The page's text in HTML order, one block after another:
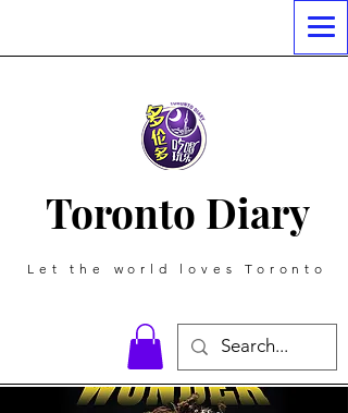
Toronto Diary
Let the world loves Toronto